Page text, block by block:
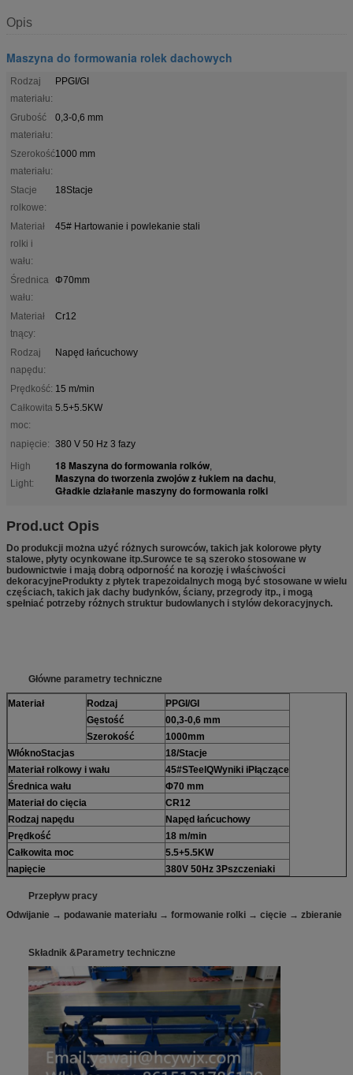
Opis
Maszyna do formowania rolek dachowych
Rodzaj
materiału:
PPGI/GI
Grubość
materiału:
0,3-0,6 mm
Szerokość
materiału:
1000 mm
Stacje
rolkowe:
18Stacje
Materiał
rolki i
wału:
45# Hartowanie i powlekanie stali
Średnica
wału:
Φ70mm
Materiał
tnący:
Cr12
Rodzaj
napędu:
Napęd łańcuchowy
Prędkość: 15 m/min
Całkowita
moc:
5.5+5.5KW
napięcie: 380 V 50 Hz 3 fazy
High
Light:
18 Maszyna do formowania rolków,
Maszyna do tworzenia zwojów z łukiem na dachu,
Gładkie działanie maszyny do formowania rolki
Prod.uct Opis
Do produkcji można użyć różnych surowców, takich jak kolorowe płyty
stalowe, płyty ocynkowane itp.Surowce te są szeroko stosowane w
budownictwie i mają dobrą odporność na korozję i właściwości
dekoracyjneProdukty z płytek trapezoidalnych mogą być stosowane w wielu
częściach, takich jak dachy budynków, ściany, przegrody itp., i mogą
spełniać potrzeby różnych struktur budowlanych i stylów dekoracyjnych.
Główne parametry techniczne
Materiał Rodzaj
PPGI/GI
Gęstość
00,3-0,6 mm
Szerokość
1000mm
WłóknoStacjas 18/Stacje
Materiał rolkowy i wału
45#STeelQWyniki iPłączące
Średnica wału
Φ70 mm
Materiał do cięcia
CR12
Rodzaj napędu
Napęd łańcuchowy
Prędkość
18 m/min
Całkowita moc
5.5+5.5KW
napięcie
380V 50Hz 3Pszczeniaki
Przepływ pracy
Odwijanie → podawanie materiału → formowanie rolki → cięcie → zbieranie
Składnik &Parametry techniczne